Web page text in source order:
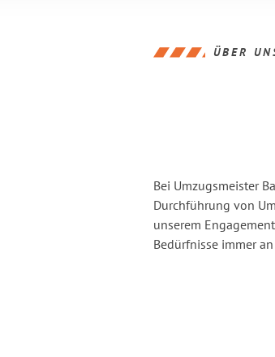
ÜBER
Bei Umzugsmeister
Durchführung von
unserem
Bedürfnisse immer